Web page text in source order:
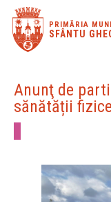
PRIMĂRIA
SFÂNTU
Anunţ de
sănătății